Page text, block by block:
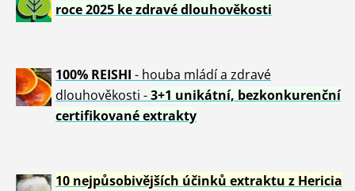
roce 2025 ke zdravé dlouhověkosti
100% REISHI - houba mládí a zdravé
dlouhověkosti -3+1 unikátní, bezkonkurenční
certifikované extrakty
10 nejpůsobivějších účinků extraktu z Hericia